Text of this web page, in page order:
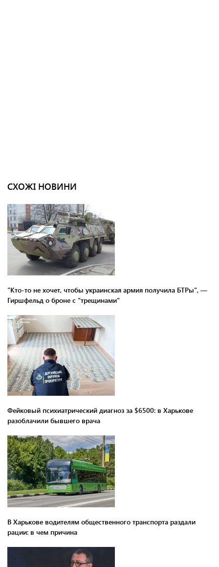
СХОЖІ НОВИНИ
"Кто-то не хочет, чтобы украинская армия получила БТРы", —
Гиршфельд о броне с "трещинами"
Фейковый психиатрический диагноз за $6500: в Харькове
разоблачили бывшего врача
В Харькове водителям общественного транспорта раздали
рации: в чем причина